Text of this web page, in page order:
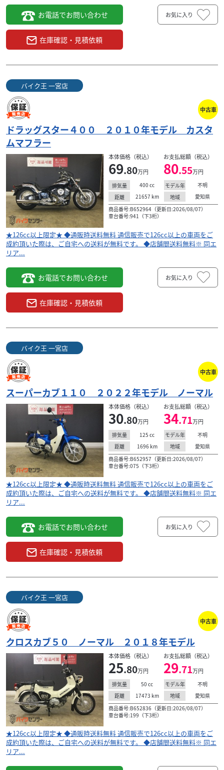
お電話でお問い合わせ
在庫確認・見積依頼
お気に入り
バイク王 一宮店
中古車
ドラッグスター４００ ２０１０年モデル カスタ
ムマフラー
本体価格（税込）
69.80万円
お支払総額（税込）
80.55万円
排気量 400 cc モデル年
不明
距離
21657 km 地域
愛知県
商品番号:B652964（更新日:2026/08/07）
車台番号:941（下3桁）
★126cc以上限定★ ◆通販時送料無料 通信販売で126cc以上の車両をご
成約頂いた際は、ご自宅への送料が無料です。 ◆店舗間送料無料※ 同エ
リア...
お電話でお問い合わせ
在庫確認・見積依頼
お気に入り
バイク王 一宮店
中古車
スーパーカブ１１０ ２０２２年モデル ノーマル
本体価格（税込）
30.80万円
お支払総額（税込）
34.71万円
排気量 125 cc モデル年
不明
距離
1696 km 地域
愛知県
商品番号:B652957（更新日:2026/08/07）
車台番号:075（下3桁）
★126cc以上限定★ ◆通販時送料無料 通信販売で126cc以上の車両をご
成約頂いた際は、ご自宅への送料が無料です。 ◆店舗間送料無料※ 同エ
リア...
お電話でお問い合わせ
在庫確認・見積依頼
お気に入り
バイク王 一宮店
中古車
クロスカブ５０ ノーマル ２０１８年モデル
本体価格（税込）
25.80万円
お支払総額（税込）
29.71万円
排気量 50 cc モデル年
不明
距離
17473 km 地域
愛知県
商品番号:B652836（更新日:2026/08/07）
車台番号:199（下3桁）
★126cc以上限定★ ◆通販時送料無料 通信販売で126cc以上の車両をご
成約頂いた際は、ご自宅への送料が無料です。 ◆店舗間送料無料※ 同エ
リア...